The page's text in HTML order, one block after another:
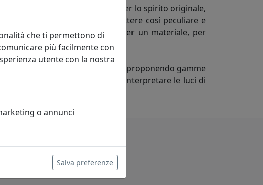
la loro singolare costituzione, per lo spirito originale,
sono personalità dal carattere così peculiare e
per una consistenza, per un materiale, per
in continua trasformazione proponendo gamme
deciso di accogliere e interpretare le luci di
che ti permettono di
più facilmente con
utente con la nostra
o annunci
Salva preferenze